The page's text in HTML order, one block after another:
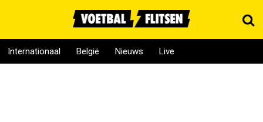
Internationaal België Nieuws Live